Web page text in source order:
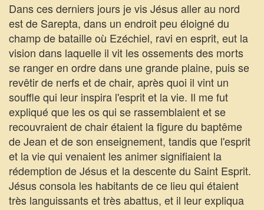
Dans ces derniers jours je vis Jésus aller au nord
est de Sarepta, dans un endroit peu éloigné du
champ de bataille où Ezéchiel, ravi en esprit, eut la
vision dans laquelle il vit les ossements des morts
se ranger en ordre dans une grande plaine, puis se
revêtir de nerfs et de chair, après quoi il vint un
souffle qui leur inspira l'esprit et la vie. Il me fut
expliqué que les os qui se rassemblaient et se
recouvraient de chair étaient la figure du baptême
de Jean et de son enseignement, tandis que l'esprit
et la vie qui venaient les animer signifiaient la
rédemption de Jésus et la descente du Saint Esprit.
Jésus consola les habitants de ce lieu qui étaient
très languissants et très abattus, et il leur expliqua